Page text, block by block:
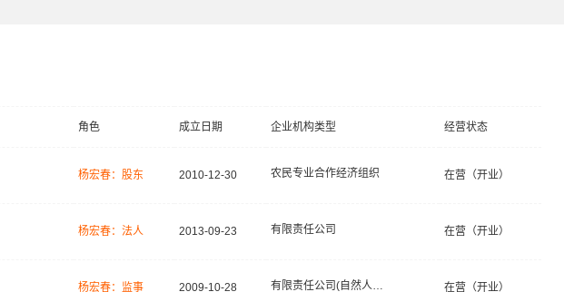
角色 成立日期 企业机构类型 经营状态
杨宏春：股东 2010-12-30 农民专业合作经济组织 在营（开业）
杨宏春：法人 2013-09-23 有限责任公司 在营（开业）
杨宏春：监事 2009-10-28 有限责任公司(自然人投资或控股) 在营（开业）